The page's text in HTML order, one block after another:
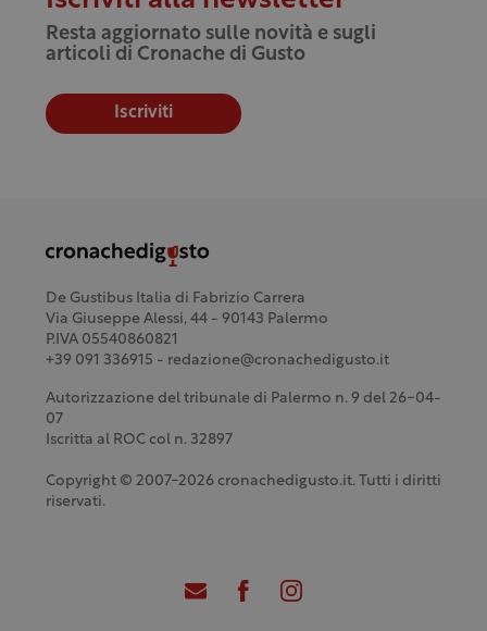
Resta aggiornato sulle novità e sugli
articoli di Cronache di Gusto
Iscriviti
De Gustibus Italia di Fabrizio Carrera
Via Giuseppe Alessi, 44 - 90143 Palermo
P.IVA 05540860821
+39 091 336915 - redazione@cronachedigusto.it
Autorizzazione del tribunale di Palermo n. 9 del 26-04-
07
Iscritta al ROC col n. 32897
Copyright © 2007-2026 cronachedigusto.it. Tutti i diritti
riservati.